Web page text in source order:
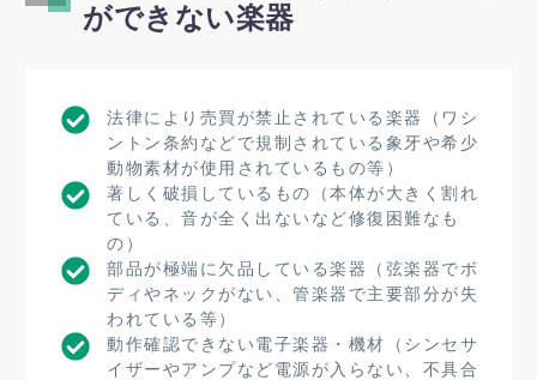
ができない楽器
法律により売買が禁止されている楽器（ワシ
ントン条約などで規制されている象牙や希少
動物素材が使用されているもの等）
著しく破損しているもの（本体が大きく割れ
ている、音が全く出ないなど修復困難なも
の）
部品が極端に欠品している楽器（弦楽器でボ
ディやネックがない、管楽器で主要部分が失
われている等）
動作確認できない電子楽器・機材（シンセサ
イザーやアンプなど電源が入らない、不具合